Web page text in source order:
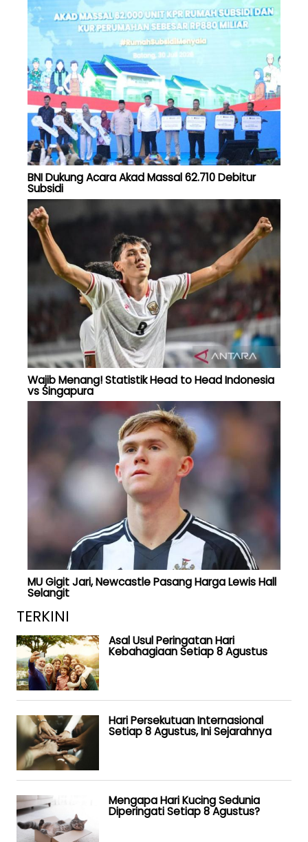
BNI Dukung Acara Akad Massal 62.710 Debitur
Subsidi
Wajib Menang! Statistik Head to Head Indonesia
vs Singapura
MU Gigit Jari, Newcastle Pasang Harga Lewis Hall
Selangit
TERKINI
Asal Usul Peringatan Hari
Kebahagiaan Setiap 8 Agustus
Hari Persekutuan Internasional
Setiap 8 Agustus, Ini Sejarahnya
Mengapa Hari Kucing Sedunia
Diperingati Setiap 8 Agustus?